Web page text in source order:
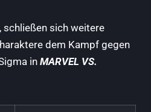
schließen sich weitere
dem Kampf gegen
in MARVEL VS.